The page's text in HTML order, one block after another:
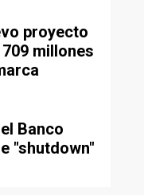
proyecto
millones
Banco
"shutdown"